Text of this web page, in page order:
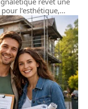
l’esthétique,…